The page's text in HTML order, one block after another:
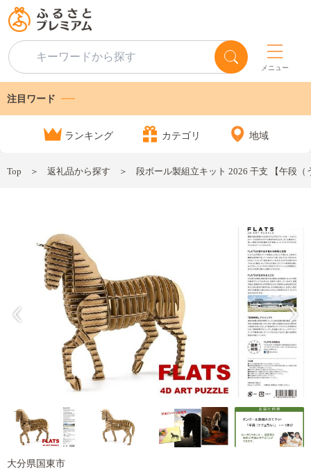
メニュー
注目ワード
ランキング カテゴリ 地域
Top 返礼品から探す 段ボール製組立キット 2026 干支 【午段
大分県国東市